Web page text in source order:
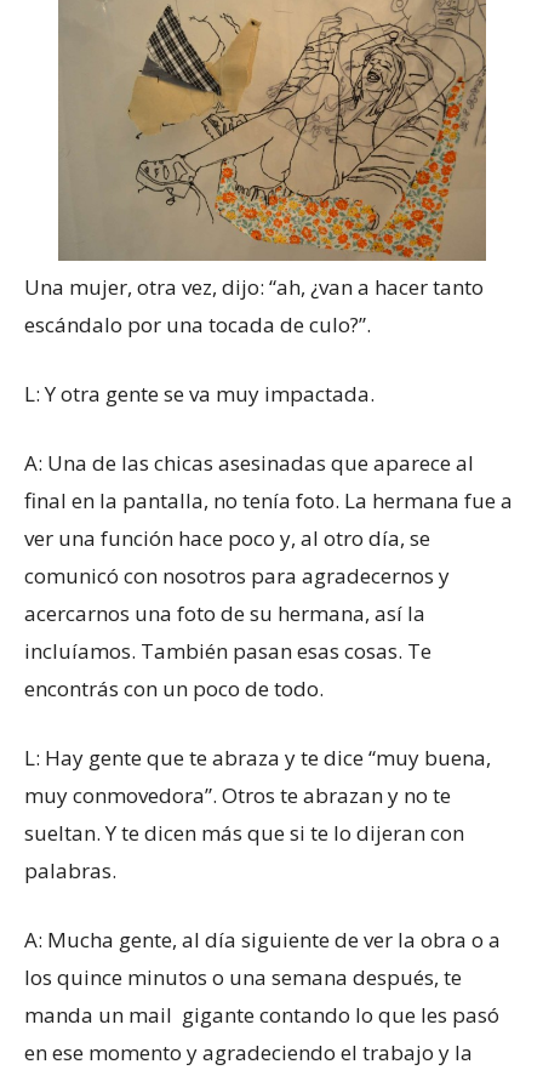
Una mujer, otra vez, dijo: “ah, ¿van a hacer tanto
escándalo por una tocada de culo?”.
L: Y otra gente se va muy impactada.
A: Una de las chicas asesinadas que aparece al
final en la pantalla, no tenía foto. La hermana fue a
ver una función hace poco y, al otro día, se
comunicó con nosotros para agradecernos y
acercarnos una foto de su hermana, así la
incluíamos. También pasan esas cosas. Te
encontrás con un poco de todo.
L: Hay gente que te abraza y te dice “muy buena,
muy conmovedora”. Otros te abrazan y no te
sueltan. Y te dicen más que si te lo dijeran con
palabras.
A: Mucha gente, al día siguiente de ver la obra o a
los quince minutos o una semana después, te
manda un mail gigante contando lo que les pasó
en ese momento y agradeciendo el trabajo y la